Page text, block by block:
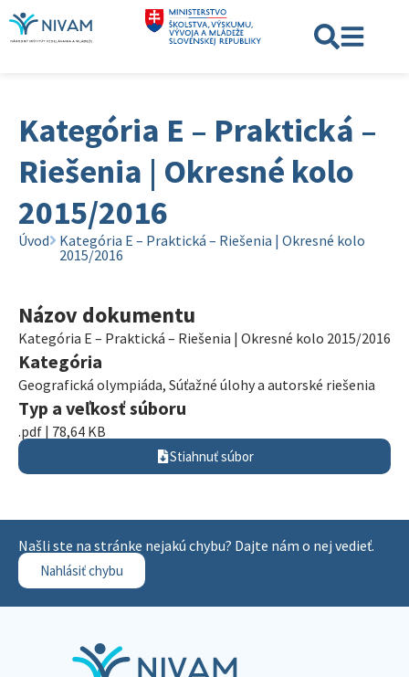
Kategória E – Praktická –
Riešenia | Okresné kolo
2015/2016
Úvod
Kategória E – Praktická – Riešenia | Okresné kolo
2015/2016
Názov dokumentu
Kategória E – Praktická – Riešenia | Okresné kolo 2015/2016
Kategória
Geografická olympiáda, Súťažné úlohy a autorské riešenia
Typ a veľkosť súboru
.pdf | 78,64 KB
Stiahnuť súbor
Našli ste na stránke nejakú chybu? Dajte nám o nej vedieť.
Nahlásiť chybu